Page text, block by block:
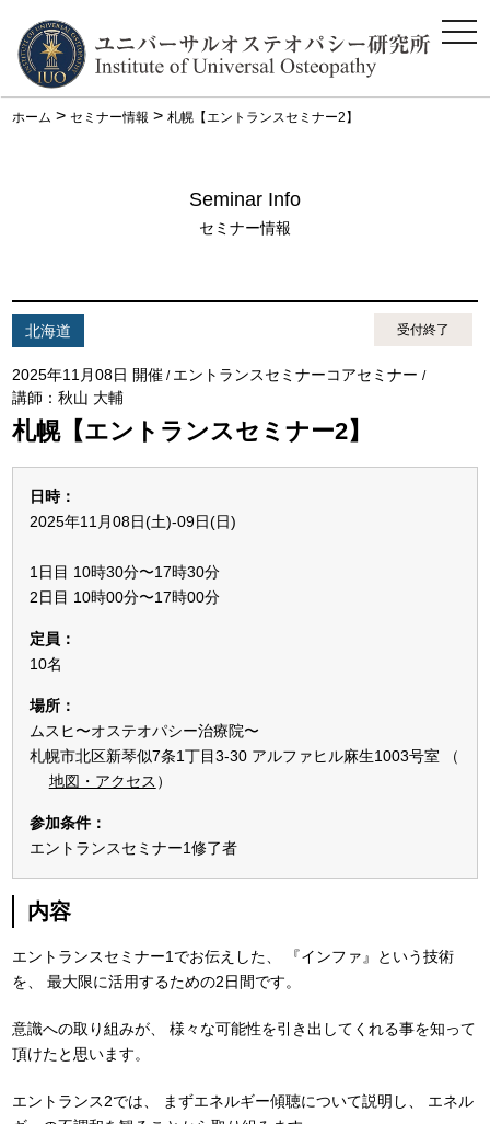
ホーム >セミナー情報 >札幌【エントランスセミナー2】
Seminar Info
セミナー情報
北海道 受付終了
2025年11月08日 開催 / エントランスセミナーコアセミナー/
講師：秋山 大輔
札幌【エントランスセミナー2】
日時：
2025年11月08日(土)-09日(日)
1日目 10時30分〜17時30分
2日目 10時00分〜17時00分
定員：
10名
場所：
ムスヒ〜オステオパシー治療院〜
札幌市北区新琴似7条1丁目3-30 アルファヒル麻生1003号室 （
地図・アクセス ）
参加条件：
エントランスセミナー1修了者
内容
エントランスセミナー1でお伝えした、
『インファ』という技術
を、
最大限に活用するための2日間です。
意識への取り組みが、
様々な可能性を引き出してくれる事を知って
頂けたと思います。
エントランス2では、 まずエネルギー傾聴について説明し、
エネル
ス
マ